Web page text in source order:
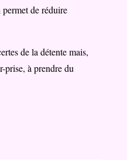
de réduire
de la détente mais,
prise, à prendre du